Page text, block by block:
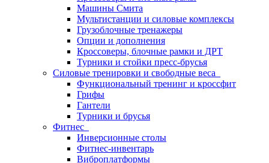
Машины Смита
Мультистанции и силовые комплексы
Грузоблочные тренажеры
Опции и дополнения
Кроссоверы, блочные рамки и ДРТ
Турники и стойки пресс-брусья
Силовые тренировки и свободные веса
Функциональный тренинг и кроссфит
Грифы
Гантели
Турники и брусья
Фитнес
Инверсионные столы
Фитнес-инвентарь
Виброплатформы